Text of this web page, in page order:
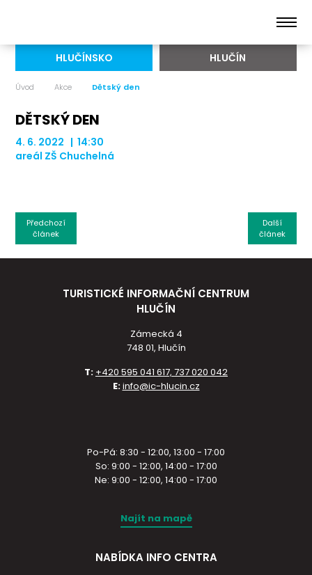
HLUČÍNSKO HLUČÍN
Úvod Akce Dětský den
DĚTSKÝ DEN
4. 6. 2022 | 14:30
areál ZŠ Chuchelná
Další
článek
Předchozí
článek
TURISTICKÉ INFORMAČNÍ CENTRUM
HLUČÍN
Zámecká 4
748 01, Hlučín
T: +420 595 041 617, 737 020 042
E:info@ic-hlucin.cz
Po-Pá: 8:30 - 12:00, 13:00 - 17:00
So: 9:00 - 12:00, 14:00 - 17:00
Ne: 9:00 - 12:00, 14:00 - 17:00
Najít na mapě
NABÍDKA INFO CENTRA